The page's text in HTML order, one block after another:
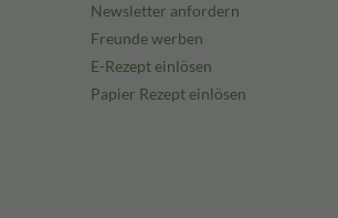
Newsletter anfordern
Freunde werben
E-Rezept einlösen
Papier Rezept einlösen